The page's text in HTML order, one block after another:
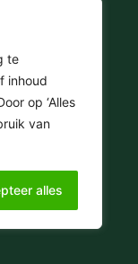
te
inhoud
op ‘Alles
van
alles